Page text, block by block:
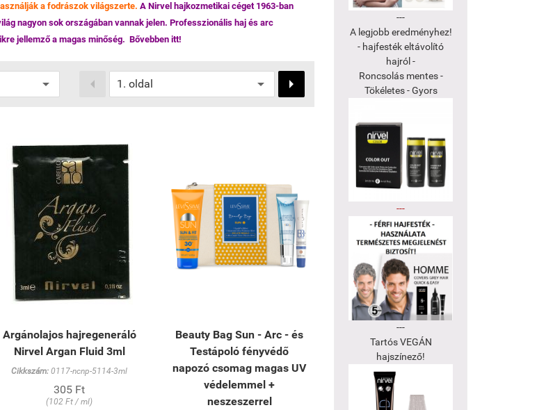
a fodrászok világszerte. A Nirvel hajkozmetikai céget 1963-ban
nagyon sok országában vannak jelen. Professzionális haj és arc
jellemző a magas minőség. Bővebben itt!
 
Argánolajos hajregeneráló
Nirvel Argan Fluid 3ml
Cikkszám: 0117-ncnp-5114-3ml
305 Ft
(102 Ft / ml)
Beauty Bag Sun - Arc - és
Testápoló fényvédő
napozó csomag magas UV
védelemmel +
neszeszerrel
---
A legjobb eredményhez!
- hajfesték eltávolító
hajról -
Roncsolás mentes -
Tökéletes - Gyors
---
---
Tartós VEGÁN
hajszínező!